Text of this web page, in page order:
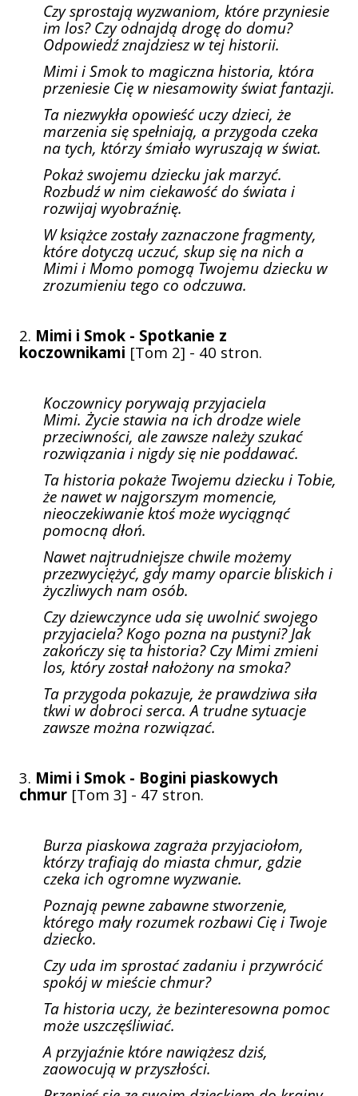
Czy sprostają wyzwaniom, które przyniesie
im los? Czy odnajdą drogę do domu?
Odpowiedź znajdziesz w tej historii.
Mimi i Smok to magiczna historia, która
przeniesie Cię w niesamowity świat fantazji.
Ta niezwykła opowieść uczy dzieci, że
marzenia się spełniają, a przygoda czeka
na tych, którzy śmiało wyruszają w świat.
Pokaż swojemu dziecku jak marzyć.
Rozbudź w nim ciekawość do świata i
rozwijaj wyobraźnię.
W książce zostały zaznaczone fragmenty,
które dotyczą uczuć, skup się na nich a
Mimi i Momo pomogą Twojemu dziecku w
zrozumieniu tego co odczuwa.
2. Mimi i Smok - Spotkanie z
koczownikami [Tom 2] - 40 stron.
Koczownicy porywają przyjaciela
Mimi. Życie stawia na ich drodze wiele
przeciwności, ale zawsze należy szukać
rozwiązania i nigdy się nie poddawać.
Ta historia pokaże Twojemu dziecku i Tobie,
że nawet w najgorszym momencie,
nieoczekiwanie ktoś może wyciągnąć
pomocną dłoń.
Nawet najtrudniejsze chwile możemy
przezwyciężyć, gdy mamy oparcie bliskich i
życzliwych nam osób.
Czy dziewczynce uda się uwolnić swojego
przyjaciela? Kogo pozna na pustyni? Jak
zakończy się ta historia? Czy Mimi zmieni
los, który został nałożony na smoka?
Ta przygoda pokazuje, że prawdziwa siła
tkwi w dobroci serca. A trudne sytuacje
zawsze można rozwiązać.
3. Mimi i Smok - Bogini piaskowych
chmur [Tom 3] - 47 stron.
Burza piaskowa zagraża przyjaciołom,
którzy trafiają do miasta chmur, gdzie
czeka ich ogromne wyzwanie.
Poznają pewne zabawne stworzenie,
którego mały rozumek rozbawi Cię i Twoje
dziecko.
Czy uda im sprostać zadaniu i przywrócić
spokój w mieście chmur?
Ta historia uczy, że bezinteresowna pomoc
może uszczęśliwiać.
A przyjaźnie które nawiążesz dziś,
zaowocują w przyszłości.